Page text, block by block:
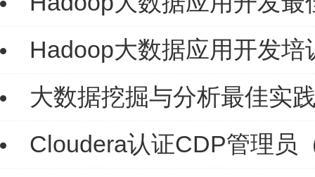
Hadoop大数据应用开发培
大数据挖掘与分析最佳实
Cloudera认证CDP管理员